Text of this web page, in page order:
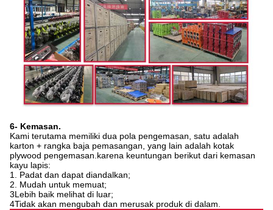
6- Kemasan.
Kami terutama memiliki dua pola pengemasan, satu adalah
karton + rangka baja pemasangan, yang lain adalah kotak
plywood pengemasan.karena keuntungan berikut dari kemasan
kayu lapis:
1. Padat dan dapat diandalkan;
2. Mudah untuk memuat;
3Lebih baik melihat di luar;
4Tidak akan mengubah dan merusak produk di dalam.